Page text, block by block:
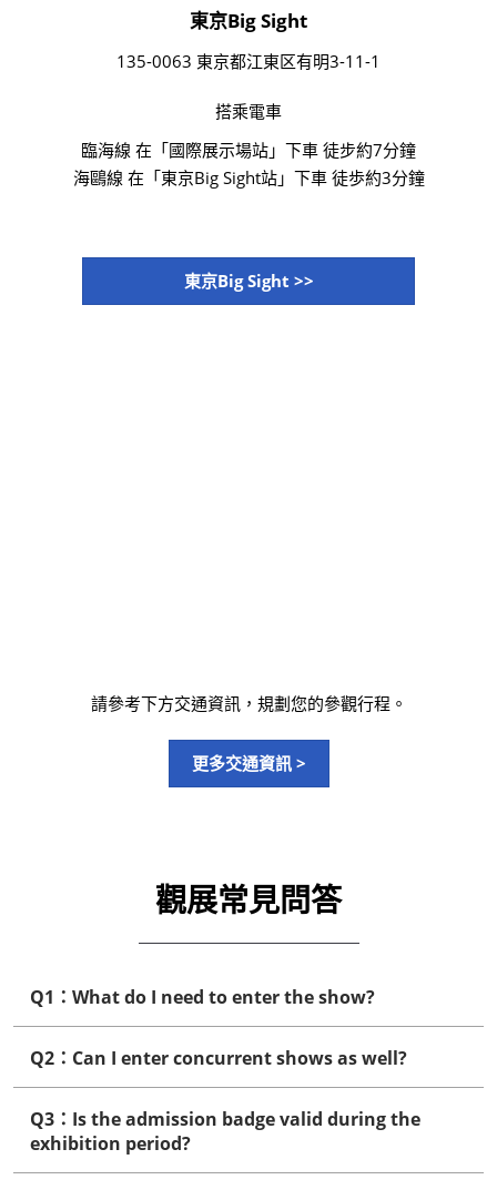
東京Big Sight
135-0063 東京都江東区有明3-11-1
搭乘電車
臨海線 在「國際展示場站」下車 徒步約7分鐘
海鷗線 在「東京Big Sight站」下車 徒歩約3分鐘
東京Big Sight >>
請參考下方交通資訊，規劃您的參觀行程。
更多交通資訊 >
觀展常見問答
Q1：What do I need to enter the show?
Q2：Can I enter concurrent shows as well?
Q3：Is the admission badge valid during the
exhibition period?